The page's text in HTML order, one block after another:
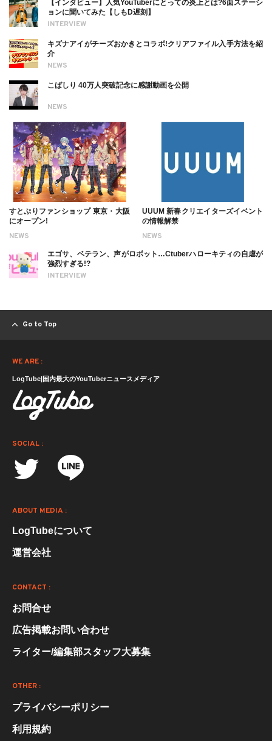
INTERVIEW
【インタビュー】人気YouTuberにとっての炎上とは?6面ステーシ
ョンに聞いてみた【しもD遅刻】
NEWS
キズナアイがチーズおかきとコラボ!クリアファイル入手方法を紹
介
NEWS
こばしり 40万人突破記念に感謝動画を公開
NEWS
すとぷりファンショップ 東京・大阪
にオープン!
NEWS
UUUM 新春クリエイターズイベント
の情報解禁
INTERVIEW
エゴサ、ベテラン、声がロボット…Ctuberハローキティの自虐が
強烈すぎる!?
Go to Top
WE ARE :
LogTube|国内最大のYouTuberニュースメディア
SOCIAL :
ABOUT MEDIA :
LogTubeについて
運営会社
CONTACT :
お問合せ
広告掲載お問い合わせ
ライター/編集部スタッフ大募集
OTHER :
プライバシーポリシー
利用規約